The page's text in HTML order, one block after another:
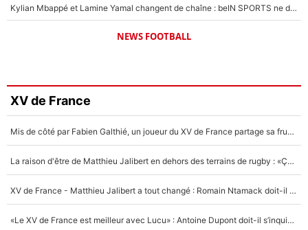
Kylian Mbappé et Lamine Yamal changent de chaîne : beIN SPORTS ne digère pas cette décision historique et prédit un fiasco pour la Liga
NEWS FOOTBALL
XV de France
Mis de côté par Fabien Galthié, un joueur du XV de France partage sa frustration : «ils ne me l’ont pas dit tout de suite»
La raison d'être de Matthieu Jalibert en dehors des terrains de rugby : «Ça m'atteint autant que si tu touches à un membre de ma famille»
XV de France - Matthieu Jalibert a tout changé : Romain Ntamack doit-il s’inquiéter pour sa place à un an de la Coupe du monde ?
«Le XV de France est meilleur avec Lucu» : Antoine Dupont doit-il s’inquiéter pour sa place ?